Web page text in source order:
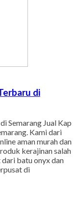
di
Semarang Jual Kap
Kami dari
aman murah dan
kerajinan salah
batu onyx dan
di